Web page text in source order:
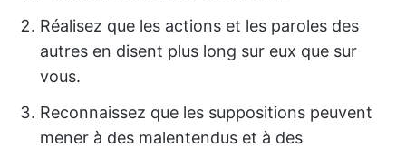
Réalisez que les actions et les paroles des
autres en disent plus long sur eux que sur
vous.
Reconnaissez que les suppositions peuvent
mener à des malentendus et à des